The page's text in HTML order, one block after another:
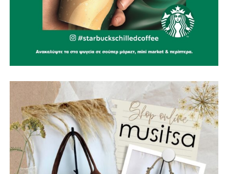
Την ίδια στιγμή, αποτίουμε φόρο τιμής στους
πυροσβέστες που έχασαν τη ζωή τους υπηρετώντας το
καθήκον. Η αυτοθυσία τους μας υπενθυμίζει ότι η
Πολιτική Προστασία δεν είναι μια θεωρητική έννοια, αλλά
ένας καθημερινός αγώνας που πολλές φορές πληρώνεται
με ανθρώπινες ζωές.
Παράλληλα, εκφράζουμε την αμέριστη συμπαράστασή μας
στους κατοίκους του όμορου Δήμου Δωρίδας, που
δοκιμάστηκαν από τις καταστροφικές πυρκαγιές. Οι
πληγές που αφήνει πίσω της η φωτιά δεν γνωρίζουν
διοικητικά όρια. Είναι πληγές που αφορούν ολόκληρη τη
Στερεά Ελλάδα και απαιτούν αλληλεγγύη, συντονισμό και
κοινή προσπάθεια.